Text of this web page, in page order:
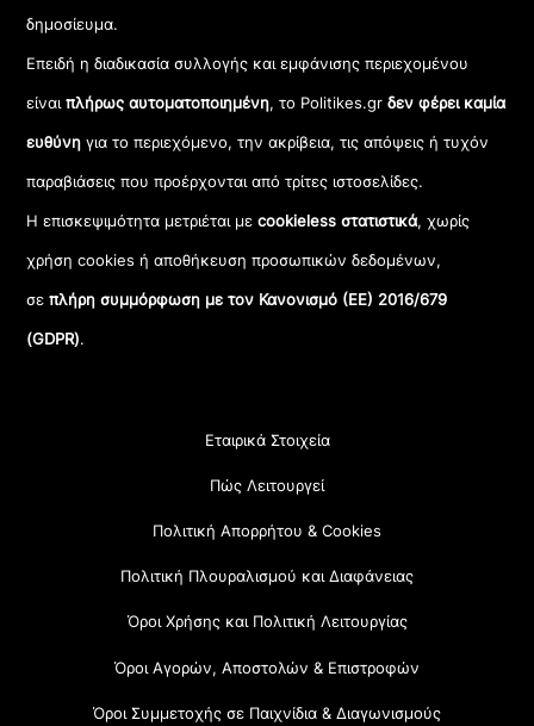
δημοσίευμα.
Επειδή η διαδικασία συλλογής και εμφάνισης περιεχομένου
είναιπλήρως αυτοματοποιημένη, το Politikes.grδεν φέρει καμία
ευθύνη για το περιεχόμενο, την ακρίβεια, τις απόψεις ή τυχόν
παραβιάσεις που προέρχονται από τρίτες ιστοσελίδες.
Η επισκεψιμότητα μετριέται μεcookieless στατιστικά, χωρίς
χρήση cookies ή αποθήκευση προσωπικών δεδομένων,
σεπλήρη συμμόρφωση με τον Κανονισμό (ΕΕ) 2016/679
(GDPR).
Εταιρικά Στοιχεία
Πώς Λειτουργεί
Πολιτική Απορρήτου & Cookies
Πολιτική Πλουραλισμού και Διαφάνειας
Όροι Χρήσης και Πολιτική Λειτουργίας
Όροι Αγορών, Αποστολών & Επιστροφών
Όροι Συμμετοχής σε Παιχνίδια & Διαγωνισμούς